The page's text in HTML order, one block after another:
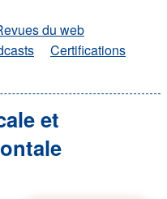
du web
Certifications
et